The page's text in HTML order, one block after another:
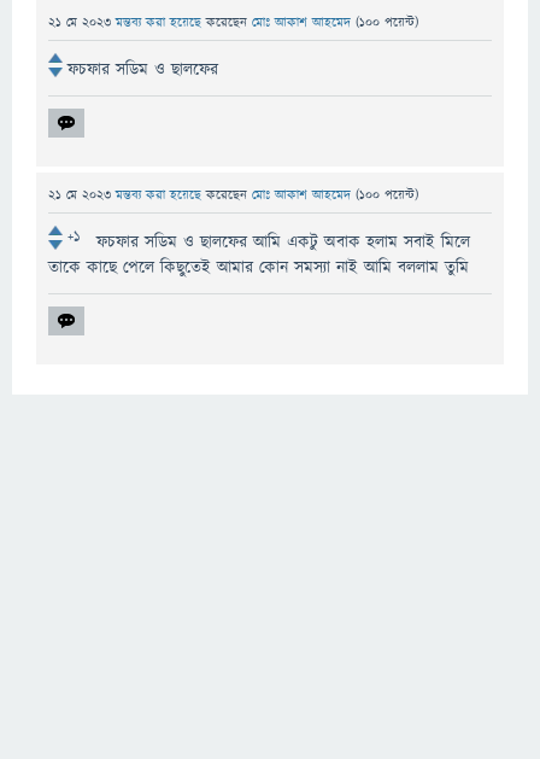
21 মে 2023 মন্তব্য করা হয়েছেকরেছেন মোঃ আকাশ আহমেদ (100 পয়েন্ট)
ফচফার সডিম ও ছালফের
21 মে 2023 মন্তব্য করা হয়েছেকরেছেন মোঃ আকাশ আহমেদ (100 পয়েন্ট)
+1
ফচফার সডিম ও ছালফের আমি একটু অবাক হলাম সবাই মিলে
তাকে কাছে পেলে কিছুতেই আমার কোন সমস্যা নাই আমি বললাম তুমি